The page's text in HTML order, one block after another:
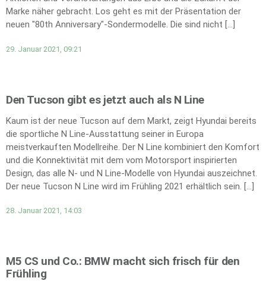
Marke näher gebracht. Los geht es mit der Präsentation der
neuen "80th Anniversary"-Sondermodelle. Die sind nicht […]
29. Januar 2021, 09:21
Den Tucson gibt es jetzt auch als N Line
Kaum ist der neue Tucson auf dem Markt, zeigt Hyundai bereits
die sportliche N Line-Ausstattung seiner in Europa
meistverkauften Modellreihe. Der N Line kombiniert den Komfort
und die Konnektivität mit dem vom Motorsport inspirierten
Design, das alle N- und N Line-Modelle von Hyundai auszeichnet.
Der neue Tucson N Line wird im Frühling 2021 erhältlich sein. […]
28. Januar 2021, 14:03
M5 CS und Co.: BMW macht sich frisch für den
Frühling